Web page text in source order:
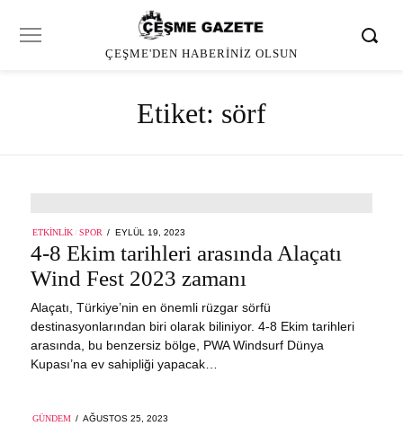
ÇEŞME'DEN HABERINIZ OLSUN
Etiket: sörf
ETKINLIK / SPOR
POSTED
EYLÜL 19, 2023
4-8 Ekim tarihleri arasında Alaçatı
Wind Fest 2023 zamanı
Alaçatı, Türkiye’nin en önemli rüzgar sörfü
destinasyonlarından biri olarak biliniyor. 4-8 Ekim tarihleri
arasında, bu benzersiz bölge, PWA Windsurf Dünya
Kupası’na ev sahipliği yapacak…
GÜNDEM
POSTED
AĞUSTOS 25, 2023